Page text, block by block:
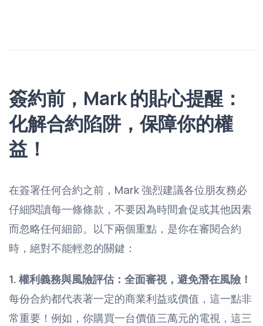
簽約前，Mark 的貼心提醒：
化解合約陷阱，保障你的權
益！
在簽署任何合約之前，Mark 強烈建議各位朋友務必
仔細閱讀每一條條款，不要因為時間倉促或其他因素
而忽略任何細節。以下兩個重點，是你在審閱合約
時，絕對不能輕忽的關鍵：
1. 權利義務與風險評估：全面審視，避免潛在風險！
每份合約都代表著一定的商業利益或價值，這一點非
常重要！例如，你購買一台價值三萬元的電視，這三